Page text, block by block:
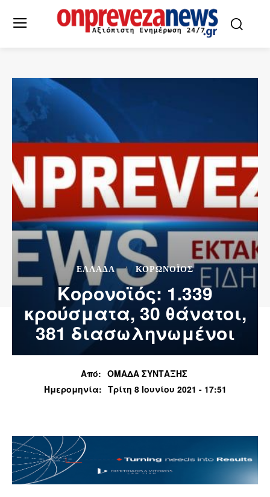
ΕΛΛΆΔΑ ΚΟΡΩΝΟΪΌΣ
Κορονοϊός: 1.339
κρούσματα, 30 θάνατοι,
381 διασωληνωμένοι
Από: ΟΜΑΔΑ ΣΥΝΤΑΞΗΣ
Ημερομηνία: Τρίτη 8 Ιουνίου 2021 - 17:51